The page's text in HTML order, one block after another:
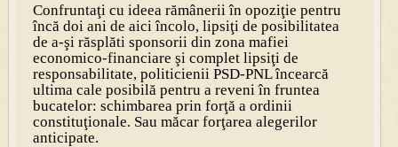
Confruntaţi cu ideea rămânerii în opoziţie pentru
încă doi ani de aici încolo, lipsiţi de posibilitatea
de a-şi răsplăti sponsorii din zona mafiei
economico-financiare şi complet lipsiţi de
responsabilitate, politicienii PSD-PNL încearcă
ultima cale posibilă pentru a reveni în fruntea
bucatelor: schimbarea prin forţă a ordinii
constituţionale. Sau măcar forţarea alegerilor
anticipate.